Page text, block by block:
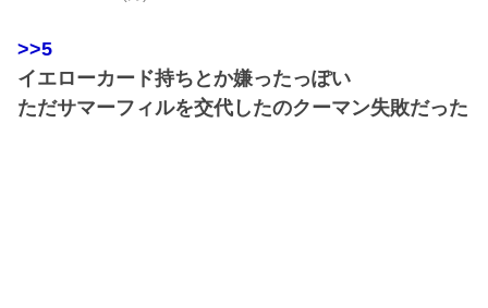
>>5
イエローカード持ちとか嫌ったっぽい
ただサマーフィルを交代したのクーマン失敗だった